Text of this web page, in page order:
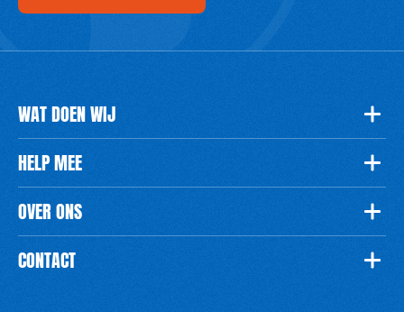
WAT DOEN WIJ
HELP MEE
OVER ONS
CONTACT